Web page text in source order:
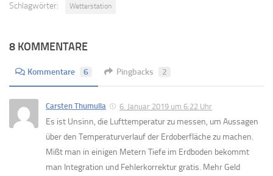
Schlagwörter: Wetterstation
8 KOMMENTARE
Kommentare 6 Pingbacks 2
Carsten Thumulla 6. Januar 2019 um 6:22 Uhr
Es ist Unsinn, die Lufttemperatur zu messen, um Aussagen
über den Temperaturverlauf der Erdoberfläche zu machen.
Mißt man in einigen Metern Tiefe im Erdboden bekommt
man Integration und Fehlerkorrektur gratis. Mehr Geld